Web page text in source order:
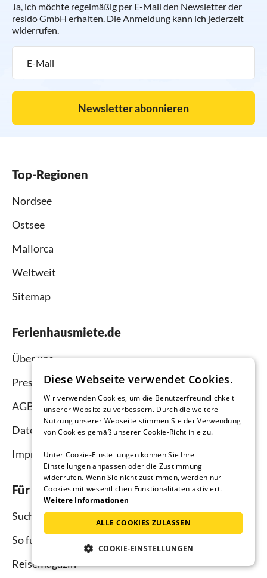
Ja, ich möchte regelmäßig per E-Mail den Newsletter der
resido GmbH erhalten. Die Anmeldung kann ich jederzeit
widerrufen.
Newsletter abonnieren
Top-Regionen
Nordsee
Ostsee
Mallorca
Weltweit
Sitemap
Ferienhausmiete.de
Über uns
Presse
AGB
Datenschutz
Impressum
Für Urlauber
Suche
So funktioniert`s
Reisemagazin
Diese Webseite verwendet Cookies.
Wir verwenden Cookies, um die Benutzerfreundlichkeit
unserer Website zu verbessern. Durch die weitere
Nutzung unserer Webseite stimmen Sie der Verwendung
von Cookies gemäß unserer Cookie-Richtlinie zu.
Unter Cookie-Einstellungen können Sie Ihre
Einstellungen anpassen oder die Zustimmung
widerrufen. Wenn Sie nicht zustimmen, werden nur
Cookies mit wesentlichen Funktionalitäten aktiviert.
Weitere Informationen
ALLE COOKIES ZULASSEN
COOKIE-EINSTELLUNGEN